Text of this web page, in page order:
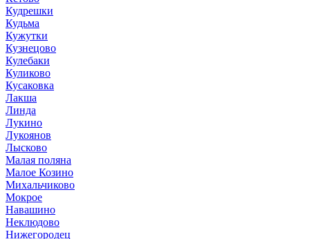
Кудрешки
Кудьма
Кужутки
Кузнецово
Кулебаки
Куликово
Кусаковка
Лакша
Линда
Лукино
Лукоянов
Лысково
Малая поляна
Малое Козино
Михальчиково
Мокрое
Навашино
Неклюдово
Нижегородец